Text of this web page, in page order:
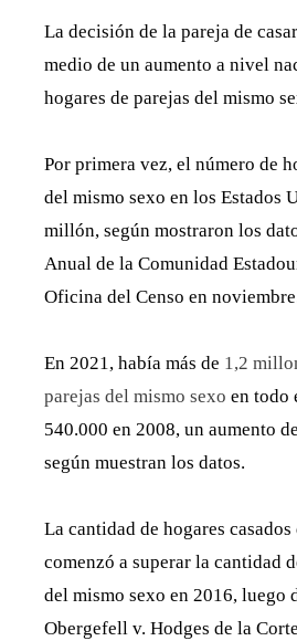
La decisión de la pareja de
medio de un aumento a nivel
hogares de parejas del mismo
Por primera vez, el número de
del mismo sexo en los Estados
millón, según mostraron los
Anual de la Comunidad
Oficina del Censo en
En 2021, había más de 1,2
parejas del mismo sexo en todo
540.000 en 2008, un aumento
según muestran los datos.
La cantidad de hogares
comenzó a superar la cantidad
del mismo sexo en 2016, luego
Obergefell v. Hodges de la